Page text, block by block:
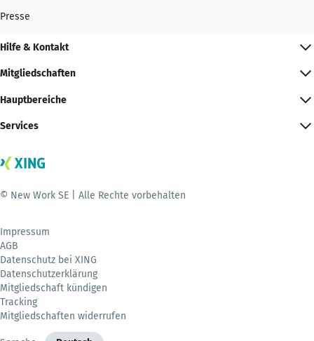
Presse
Hilfe & Kontakt
Mitgliedschaften
Hauptbereiche
Services
© New Work SE | Alle Rechte vorbehalten
Impressum
AGB
Datenschutz bei XING
Datenschutzerklärung
Mitgliedschaft kündigen
Tracking
Mitgliedschaften widerrufen